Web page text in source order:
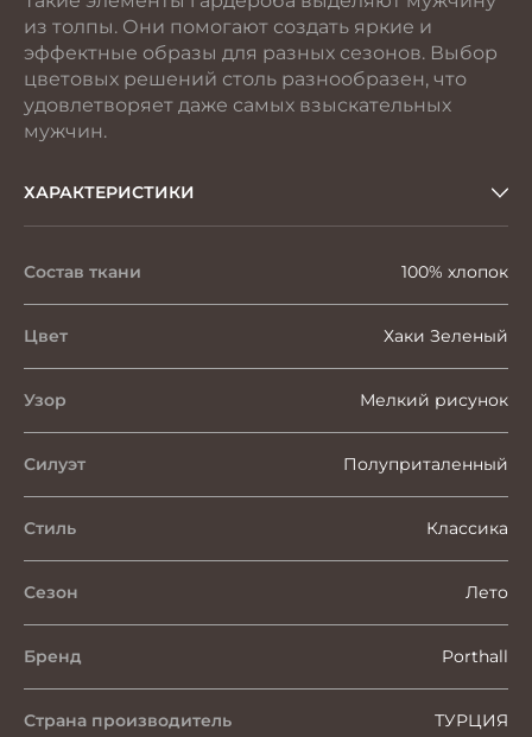
из толпы. Они помогают создать яркие и
эффектные образы для разных сезонов. Выбор
цветовых решений столь разнообразен, что
удовлетворяет даже самых взыскательных
мужчин.
ХАРАКТЕРИСТИКИ
Состав ткани 100% хлопок
Цвет Хаки Зеленый
Узор Мелкий рисунок
Силуэт Полуприталенный
Стиль Классика
Сезон Лето
Бренд Porthall
Страна производитель ТУРЦИЯ